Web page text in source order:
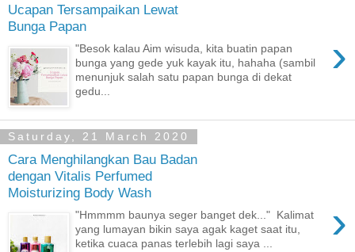
Ucapan Tersampaikan Lewat
Bunga Papan
›
"Besok kalau Aim wisuda, kita buatin papan
bunga yang gede yuk kayak itu, hahaha (sambil
menunjuk salah satu papan bunga di dekat
gedu...
Saturday, 21 March 2020
Cara Menghilangkan Bau Badan
dengan Vitalis Perfumed
Moisturizing Body Wash
›
"Hmmmm baunya seger banget dek..." Kalimat
yang lumayan bikin saya agak kaget saat itu,
ketika cuaca panas terlebih lagi saya ...